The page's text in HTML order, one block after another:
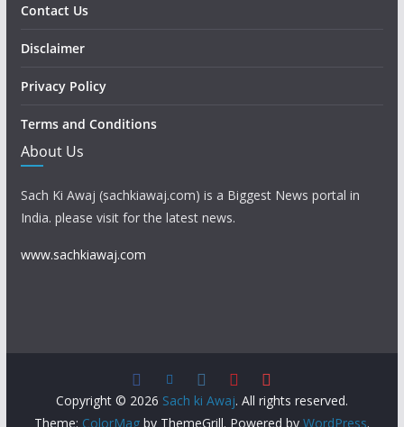
Contact Us
Disclaimer
Privacy Policy
Terms and Conditions
About Us
Sach Ki Awaj (sachkiawaj.com) is a Biggest News portal in
India. please visit for the latest news.
www.sachkiawaj.com
Copyright © 2026 Sach ki Awaj. All rights reserved.
Theme: ColorMagby ThemeGrill. Powered by WordPress.